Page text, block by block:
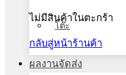
ไม่มีสินค้าในตะกร้า
กลับสู่หน้าร้านค้า
โต๊ะ
ผลงานจัดส่ง